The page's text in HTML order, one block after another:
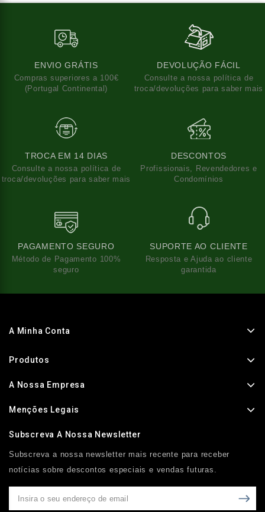
ENVIO GRÁTIS
Compras superiores a 100€
(Portugal Continental)
DEVOLUÇÃO FÁCIL
Consulte a nossa política de
troca/devoluções para saber mais
TROCA EM 14 DIAS
Consulte a nossa política de
troca/devoluções para saber mais
DESCONTOS
Profissionais, Revendedores e
Condomínios
PAGAMENTO SEGURO
Método de Pagamento 100%
seguro
SUPORTE AO CLIENTE
Resposta e Ajuda ao cliente
garantida
A Minha Conta
Produtos
A Nossa Empresa
Menções Legais
Subscreva A Nossa Newsletter
Subscreva a nossa newsletter mais recente para receber
notícias sobre descontos especiais e vendas futuras.